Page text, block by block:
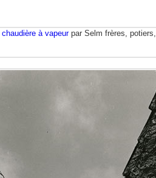
chaudière à vapeur par Selm frères, potiers,